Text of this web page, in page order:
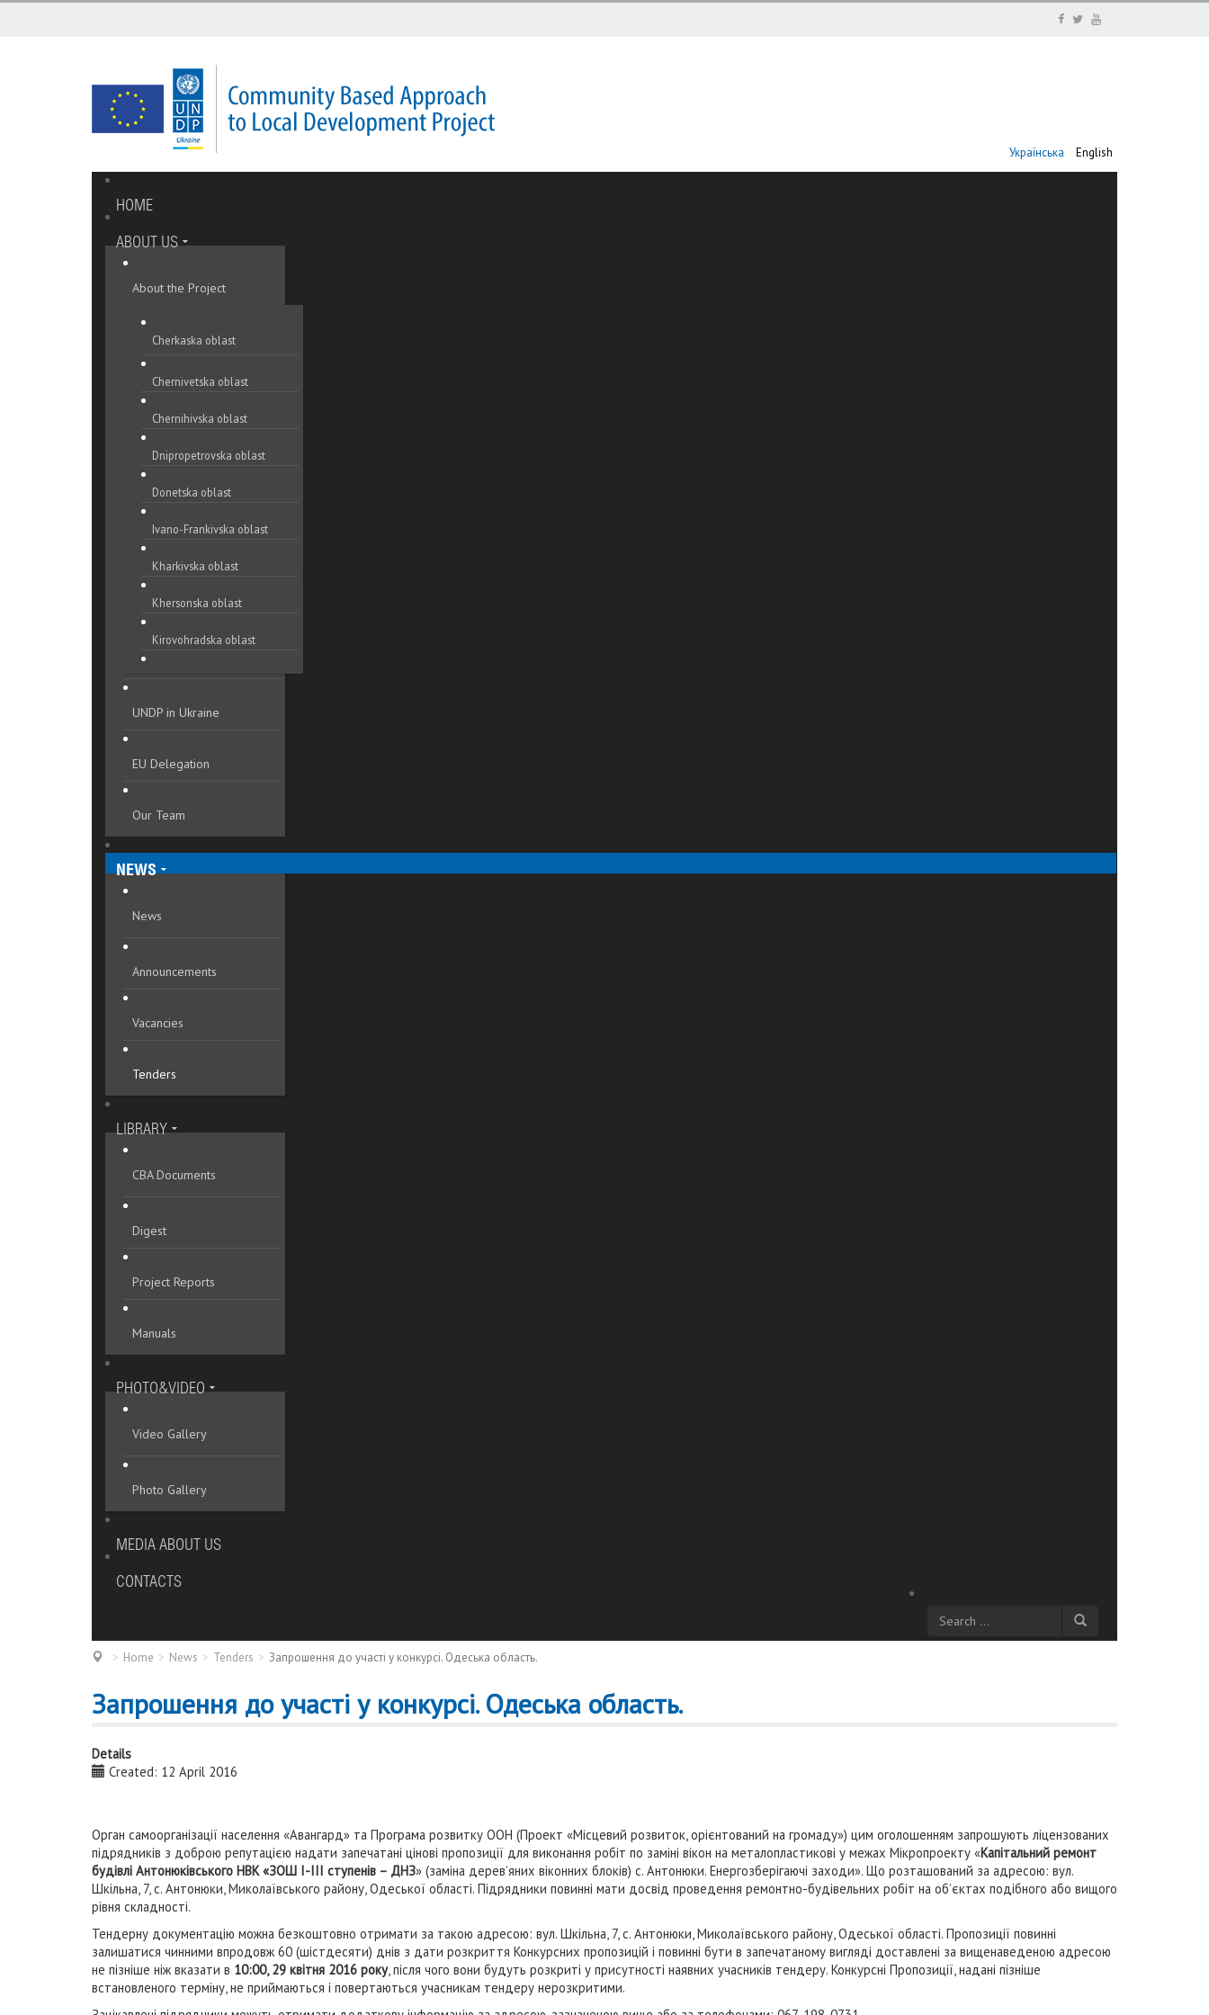
Українська English
HOME
ABOUT US
About the Project
Cherkaska oblast
Chernivetska oblast
Chernihivska oblast
Dnipropetrovska oblast
Donetska oblast
Ivano-Frankivska oblast
Kharkivska oblast
Khersonska oblast
Kirovohradska oblast
Khmelnytska oblast
Kyivska oblast
Mykolaivska oblast
Odeska oblast
Sumska oblast
Volynska oblast
UNDP in Ukraine
EU Delegation
Our Team
NEWS
News
Announcements
Vacancies
Tenders
LIBRARY
CBA Documents
Digest
Project Reports
Manuals
PHOTO&VIDEO
Video Gallery
Photo Gallery
MEDIA ABOUT US
CONTACTS
Home News Tenders Запрошення до участі у конкурсі. Одеська область.
Запрошення до участі у конкурсі. Одеська область.
Details
Created: 12 April 2016
Орган самоорганізації населення «Авангард» та Програма розвитку ООН (Проект «Місцевий розвиток, орієнтований на громаду») цим оголошенням запрошують ліцензованих
підрядників з доброю репутацією надати запечатані цінові пропозиції для виконання робіт по заміні вікон на металопластикові у межах Мікропроекту «Капітальний ремонт
будівлі Антонюківського НВК «ЗОШ І-ІІІ ступенів – ДНЗ» (заміна дерев’яних віконних блоків) с. Антонюки. Енергозберігаючі заходи». Що розташований за адресою: вул.
Шкільна, 7, с. Антонюки, Миколаївського району, Одеської області. Підрядники повинні мати досвід проведення ремонтно-будівельних робіт на об’єктах подібного або вищого
рівня складності.
Тендерну документацію можна безкоштовно отримати за такою адресою: вул. Шкільна, 7, с. Антонюки, Миколаївського району, Одеської області. Пропозиції повинні
залишатися чинними впродовж 60 (шістдесяти) днів з дати розкриття Конкурсних пропозицій і повинні бути в запечатаному вигляді доставлені за вищенаведеною адресою
не пізніше ніж вказати в 10:00, 29 квітня 2016 року, після чого вони будуть розкриті у присутності наявних учасників тендеру. Конкурсні Пропозиції, надані пізніше
встановленого терміну, не приймаються і повертаються учасникам тендеру нерозкритими.